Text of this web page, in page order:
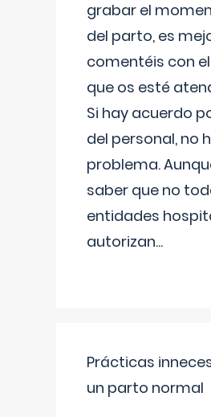
grabar el
del parto, es
comentéis con
que os esté
Si hay acuerdo
del personal, no
problema.
saber que no
entidades
autorizan...
Prácticas
un parto normal